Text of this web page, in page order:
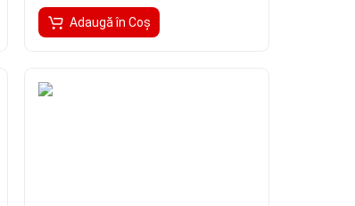
Adaugă în Coş